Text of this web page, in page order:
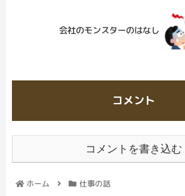
会社のモンスターのはなし
コメント
コメントを書き込む
ホーム 仕事の話